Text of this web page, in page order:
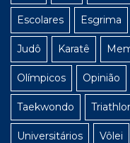
Escolares Esgrima
Judô Karatê
Olímpicos Opinião
Taekwondo
Universitários Vôlei